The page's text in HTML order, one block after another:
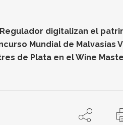
digitalizan el
Mundial de Malvasías
de Plata en el Wine